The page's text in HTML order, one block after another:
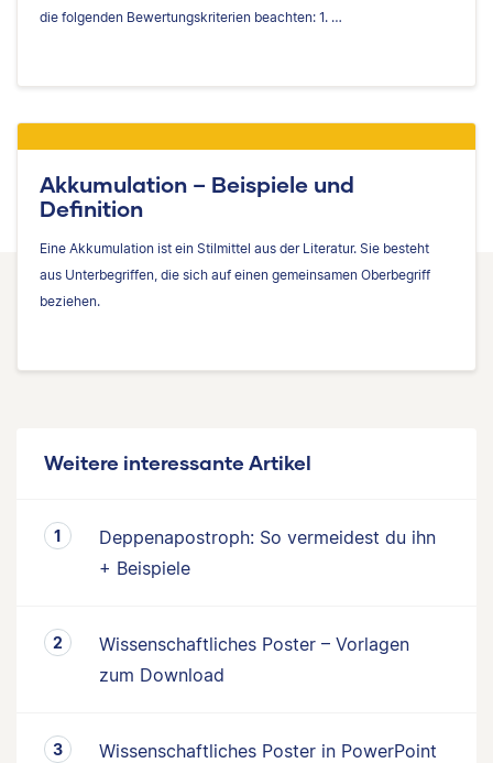
die folgenden Bewertungskriterien beachten: 1. …
Akkumulation – Beispiele und
Definition
Eine Akkumulation ist ein Stilmittel aus der Literatur. Sie besteht
aus Unterbegriffen, die sich auf einen gemeinsamen Oberbegriff
beziehen.
Weitere interessante Artikel
Deppenapostroph: So vermeidest du ihn
+ Beispiele
Wissenschaftliches Poster – Vorlagen
zum Download
Wissenschaftliches Poster in PowerPoint